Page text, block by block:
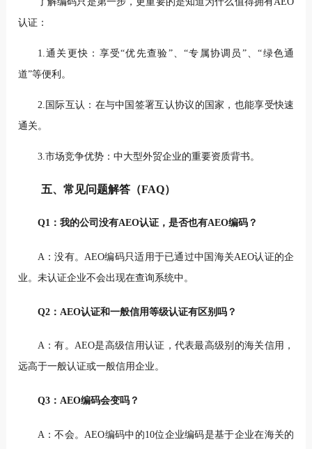
认证：
1.通关更快：享受“优先查验”、“专属协调员”、“绿色通
道”等便利。
2.国际互认：在与中国签署互认协议的国家，也能享受快速
通关。
3.市场竞争优势：中大型外贸企业的重要资质背书。
五、常见问题解答（FAQ）
Q1：我的公司没有AEO认证，是否也有AEO编码？
A：没有。AEO编码只适用于已通过中国海关AEO认证的企
业。未认证企业不会出现在查询系统中。
Q2：AEO认证和一般信用等级认证有区别吗？
A：有。AEO是高级信用认证，代表最高级别的海关信用，
远高于一般认证或一般信用企业。
Q3：AEO编码会变吗？
A：不会。AEO编码中的10位企业编码是基于企业在海关的